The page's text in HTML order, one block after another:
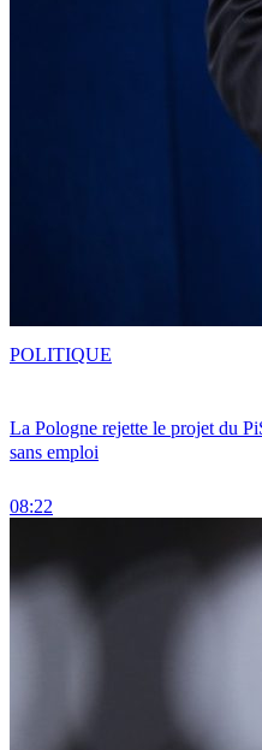
La Pologne rejette le projet du
sans emploi
08:22
POLITIQUE